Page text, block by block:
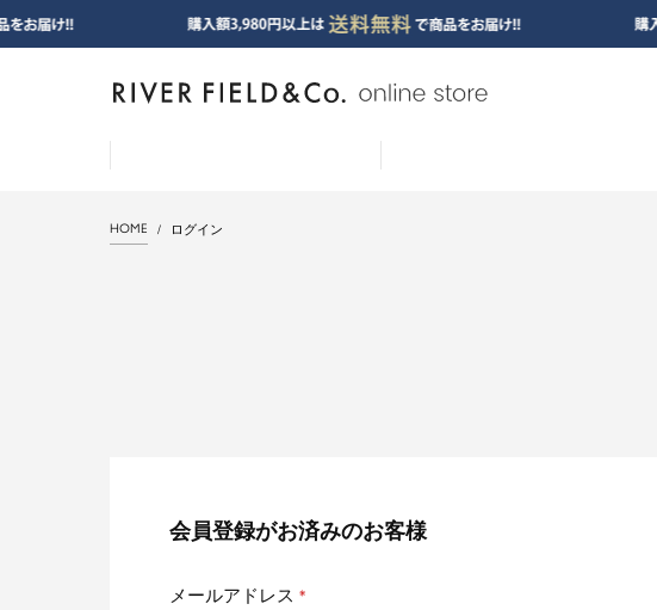
HOME ログイン
会員登録がお済みのお客様
メールアドレス